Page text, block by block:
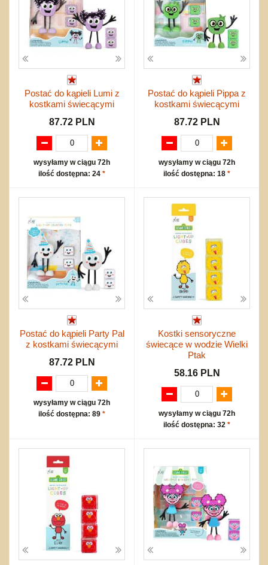
Postać do kąpieli Lumi z
kostkami świecącymi
87.72 PLN
wysyłamy w ciągu 72h
ilość dostępna: 24 *
Postać do kąpieli Pippa z
kostkami świecącymi
87.72 PLN
wysyłamy w ciągu 72h
ilość dostępna: 18 *
Postać do kąpieli Party Pal
z kostkami świecącymi
87.72 PLN
wysyłamy w ciągu 72h
ilość dostępna: 89 *
Kostki sensoryczne
świecące w wodzie Wielki
Ptak
58.16 PLN
wysyłamy w ciągu 72h
ilość dostępna: 32 *